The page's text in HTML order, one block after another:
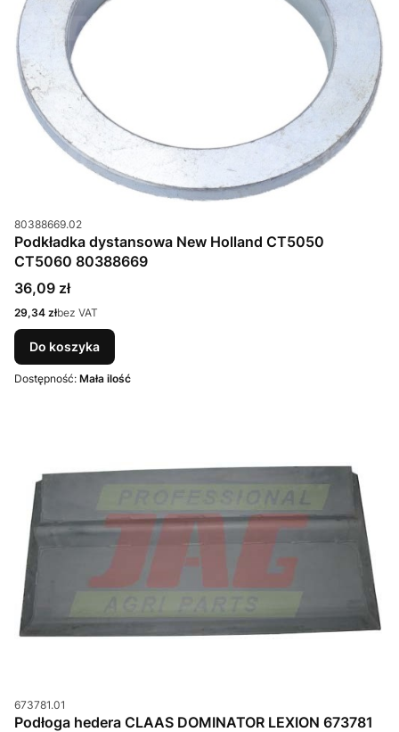
Kod produktu
80388669.02
Podkładka dystansowa New Holland CT5050
CT5060 80388669
Cena
36,09 zł
Cena
29,34 złbez VAT
Do koszyka
Dostępność: Mała ilość
Kod produktu
673781.01
Podłoga hedera CLAAS DOMINATOR LEXION 673781